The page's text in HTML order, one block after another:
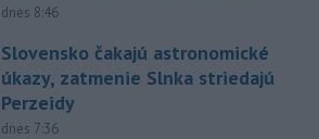
dnes 8:46
Slovensko čakajú astronomické
úkazy, zatmenie Slnka striedajú
Perzeidy
dnes 7:36